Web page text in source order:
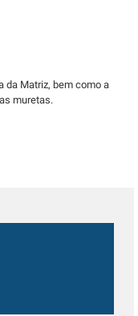
da Matriz, bem como a
muretas.